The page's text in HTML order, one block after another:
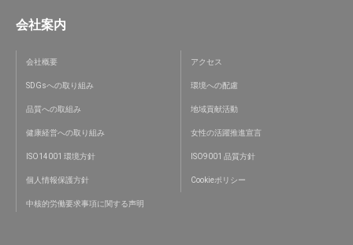
会社案内
会社概要 アクセス
SDGsへの取り組み 環境への配慮
品質への取組み 地域貢献活動
健康経営への取り組み 女性の活躍推進宣言
ISO14001 環境方針 ISO9001 品質方針
個人情報保護方針 Cookieポリシー
中核的労働要求事項に関する声明